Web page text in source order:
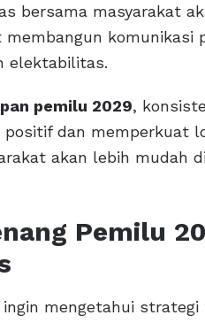
bersama masyarakat
komunikasi
elektabilitas.
pemilu 2029,
positif dan memperkuat
akan lebih mudah
Pemilu
ingin mengetahui